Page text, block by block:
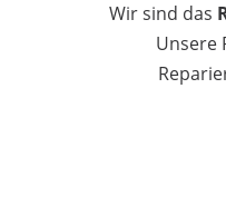
Wir sind das
Unsere